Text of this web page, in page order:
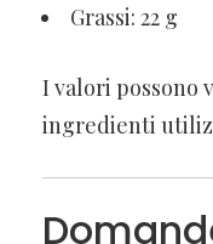
Grassi: 22 g
I valori possono
ingredienti